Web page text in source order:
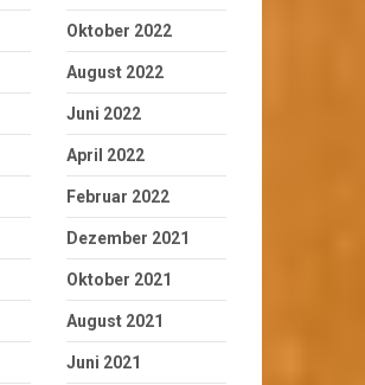
Oktober 2022
August 2022
Juni 2022
April 2022
Februar 2022
Dezember 2021
Oktober 2021
August 2021
Juni 2021